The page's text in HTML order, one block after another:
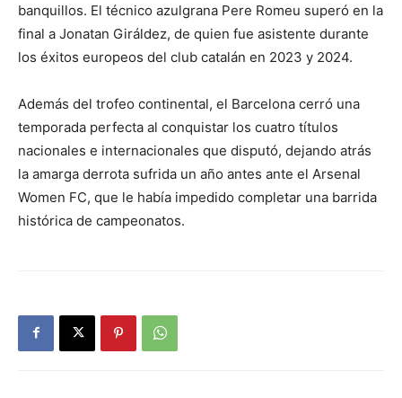
banquillos. El técnico azulgrana Pere Romeu superó en la
final a Jonatan Giráldez, de quien fue asistente durante
los éxitos europeos del club catalán en 2023 y 2024.
Además del trofeo continental, el Barcelona cerró una
temporada perfecta al conquistar los cuatro títulos
nacionales e internacionales que disputó, dejando atrás
la amarga derrota sufrida un año antes ante el Arsenal
Women FC, que le había impedido completar una barrida
histórica de campeonatos.